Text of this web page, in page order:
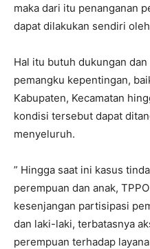
maka dari itu penanganan
dapat dilakukan sendiri
Hal itu butuh dukungan
pemangku kepentingan,
Kabupaten, Kecamatan
kondisi tersebut dapat
menyeluruh.
” Hingga saat ini kasus
perempuan dan anak,
kesenjangan partisipasi
dan laki-laki, terbatasnya
perempuan terhadap